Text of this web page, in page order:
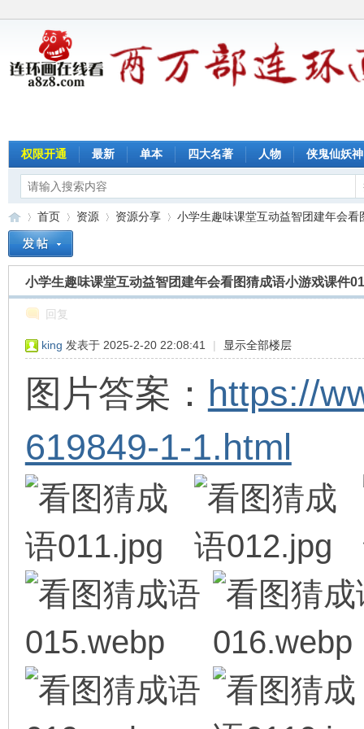
权限开通 最新 单本 四大名著 人物 侠鬼仙妖神
»
首页
›
资源
›
资源分享
›
小学生趣味课堂互动益智团建年会
小学生趣味课堂互动益智团建年会看图猜成语小游戏课件01
回复
king 发表于 2025-2-20 22:08:41 | 显示全部楼层
图片答案： https://
619849-1-1.html